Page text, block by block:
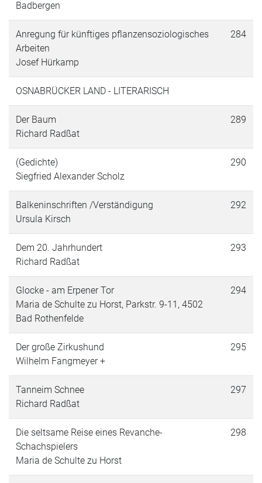
Badbergen
Anregung für künftiges pflanzensoziologisches
Arbeiten
Josef Hürkamp
284
OSNABRÜCKER LAND - LITERARISCH
Der Baum
Richard Radßat
289
(Gedichte)
Siegfried Alexander Scholz
290
Balkeninschriften /Verständigung
Ursula Kirsch
292
Dem 20. Jahrhundert
Richard Radßat
293
Glocke - am Erpener Tor
Maria de Schulte zu Horst, Parkstr. 9-11, 4502
Bad Rothenfelde
294
Der große Zirkushund
Wilhelm Fangmeyer +
295
Tanneim Schnee
Richard Radßat
297
Die seltsame Reise eines Revanche-
Schachspielers
Maria de Schulte zu Horst
298